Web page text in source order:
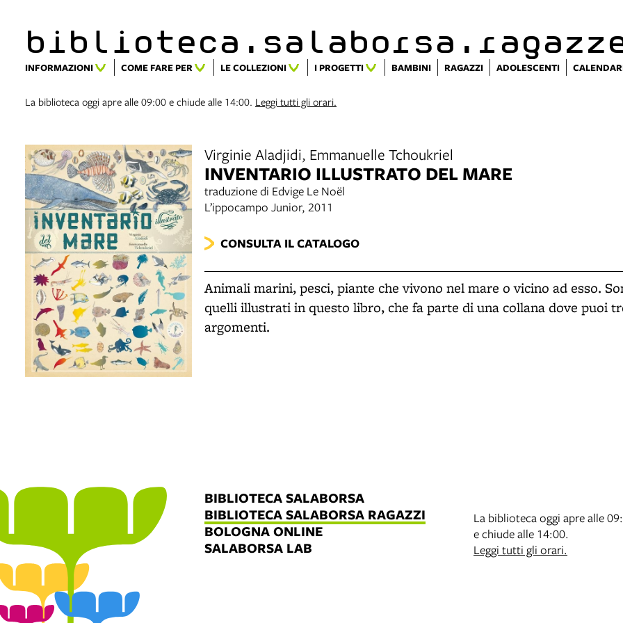
biblioteca.​salaborsa.ragazz
INFORMAZIONI COME FARE PER LE COLLEZIONI I PROGETTI BAMBINI RAGAZZI ADOLESCENTI
La biblioteca oggi apre alle 09:00 e chiude alle 14:00. Leggi tutti gli orari.
Virginie Aladjidi, Emmanuelle Tchoukriel
INVENTARIO ILLUSTRATO DEL MARE
traduzione di Edvige Le Noël
L’ippocampo Junior, 2011
CONSULTA IL CATALOGO
Animali marini, pesci, piante che vivono nel mare o vicino ad esso.
quelli illustrati in questo libro, che fa parte di una collana dove puoi
argomenti.
BIBLIOTECA SALABORSA
BIBLIOTECA SALABORSA RAGAZZI
BOLOGNA ONLINE
SALABORSA LAB
La biblioteca oggi apre alle
e chiude alle 14:00.
Leggi tutti gli orari.